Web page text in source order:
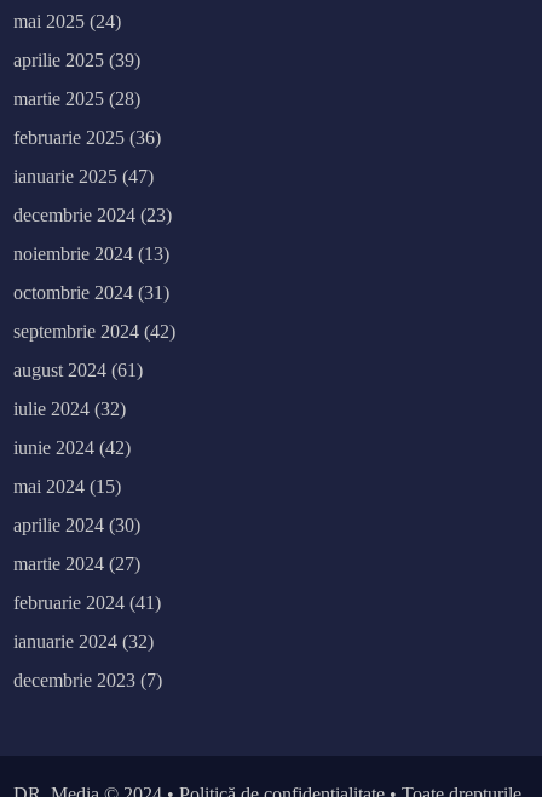
mai 2025 (24)
aprilie 2025 (39)
martie 2025 (28)
februarie 2025 (36)
ianuarie 2025 (47)
decembrie 2024 (23)
noiembrie 2024 (13)
octombrie 2024 (31)
septembrie 2024 (42)
august 2024 (61)
iulie 2024 (32)
iunie 2024 (42)
mai 2024 (15)
aprilie 2024 (30)
martie 2024 (27)
februarie 2024 (41)
ianuarie 2024 (32)
decembrie 2023 (7)